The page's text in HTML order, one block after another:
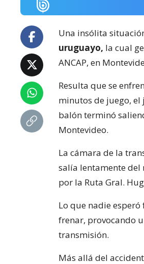
Una insólita
uruguayo, la cual
ANCAP, en
Resulta que se
minutos de juego,
balón terminó
Montevideo.
La cámara de la
salía lentamente del
por la Ruta Gral.
Lo que nadie
frenar, provocando
transmisión.
Más allá del